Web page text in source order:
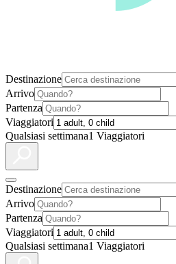
Destinazione
Arrivo
Partenza
Viaggiatori
Qualsiasi settimana1 Viaggiatori
Destinazione
Arrivo
Partenza
Viaggiatori
Qualsiasi settimana1 Viaggiatori